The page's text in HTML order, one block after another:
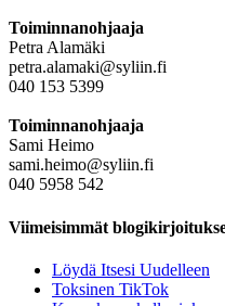
Toiminnanohjaaja
Petra Alamäki
petra.alamaki@syliin.fi
040 153 5399
Toiminnanohjaaja
Sami Heimo
sami.heimo@syliin.fi
040 5958 542
Viimeisimmät
Löydä Itsesi Uudelleen
Toksinen TikTok